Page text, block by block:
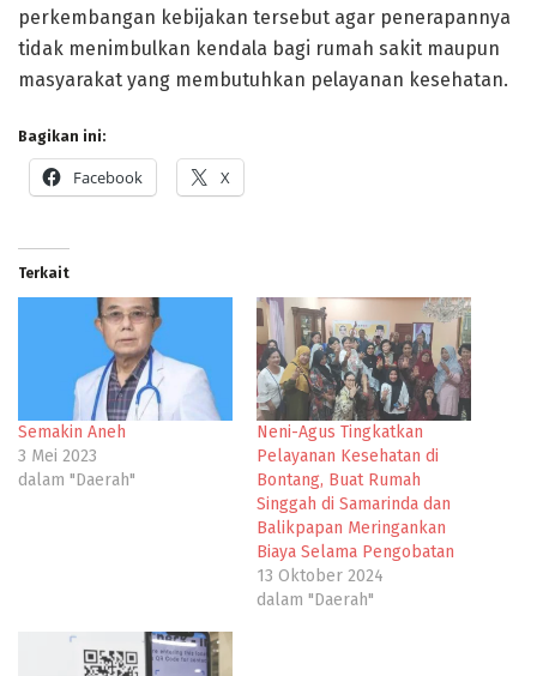
perkembangan kebijakan tersebut agar penerapannya
tidak menimbulkan kendala bagi rumah sakit maupun
masyarakat yang membutuhkan pelayanan kesehatan.
Bagikan ini:
Facebook X
Terkait
Semakin Aneh
3 Mei 2023
dalam "Daerah"
Neni-Agus Tingkatkan
Pelayanan Kesehatan di
Bontang, Buat Rumah
Singgah di Samarinda dan
Balikpapan Meringankan
Biaya Selama Pengobatan
13 Oktober 2024
dalam "Daerah"